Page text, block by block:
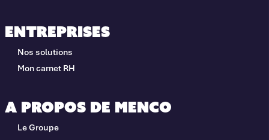
Entreprises
Nos solutions
Mon carnet RH
A propos de Menco
Le Groupe